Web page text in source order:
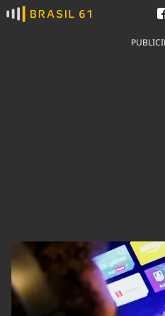
Ver todas as notícias
Agronegócios
Brasil
Brasil Mineral
Ciência &
Cultura
Economia
Educação